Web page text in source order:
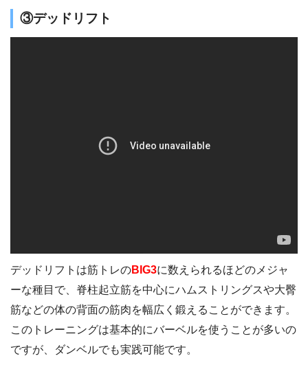
③デッドリフト
デッドリフトは筋トレのBIG3に数えられるほどのメジャ
ーな種目で、脊柱起立筋を中心にハムストリングスや大臀
筋などの体の背面の筋肉を幅広く鍛えることができます。
このトレーニングは基本的にバーベルを使うことが多いの
ですが、ダンベルでも実践可能です。